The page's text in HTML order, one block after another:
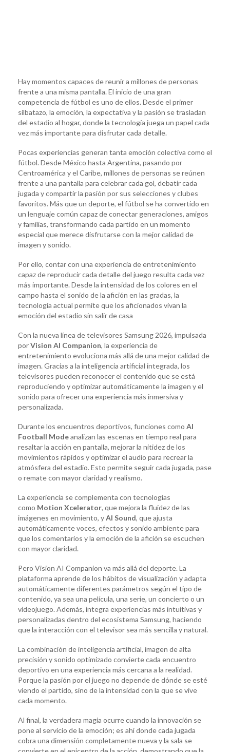
Hay momentos capaces de reunir a millones de personas
frente a una misma pantalla. El inicio de una gran
competencia de fútbol es uno de ellos. Desde el primer
silbatazo, la emoción, la expectativa y la pasión se trasladan
del estadio al hogar, donde la tecnología juega un papel cada
vez más importante para disfrutar cada detalle.
Pocas experiencias generan tanta emoción colectiva como el
fútbol. Desde México hasta Argentina, pasando por
Centroamérica y el Caribe, millones de personas se reúnen
frente a una pantalla para celebrar cada gol, debatir cada
jugada y compartir la pasión por sus selecciones y clubes
favoritos. Más que un deporte, el fútbol se ha convertido en
un lenguaje común capaz de conectar generaciones, amigos
y familias, transformando cada partido en un momento
especial que merece disfrutarse con la mejor calidad de
imagen y sonido.
Por ello, contar con una experiencia de entretenimiento
capaz de reproducir cada detalle del juego resulta cada vez
más importante. Desde la intensidad de los colores en el
campo hasta el sonido de la afición en las gradas, la
tecnología actual permite que los aficionados vivan la
emoción del estadio sin salir de casa
Con la nueva línea de televisores Samsung 2026, impulsada
porVision AI Companion, la experiencia de
entretenimiento evoluciona más allá de una mejor calidad de
imagen. Gracias a la inteligencia artificial integrada, los
televisores pueden reconocer el contenido que se está
reproduciendo y optimizar automáticamente la imagen y el
sonido para ofrecer una experiencia más inmersiva y
personalizada.
Durante los encuentros deportivos, funciones como AI
Football Modeanalizan las escenas en tiempo real para
resaltar la acción en pantalla, mejorar la nitidez de los
movimientos rápidos y optimizar el audio para recrear la
atmósfera del estadio. Esto permite seguir cada jugada, pase
o remate con mayor claridad y realismo.
La experiencia se complementa con tecnologías
como Motion Xcelerator, que mejora la fluidez de las
imágenes en movimiento, yAI Sound, que ajusta
automáticamente voces, efectos y sonido ambiente para
que los comentarios y la emoción de la afición se escuchen
con mayor claridad.
Pero Vision AI Companion va más allá del deporte. La
plataforma aprende de los hábitos de visualización y adapta
automáticamente diferentes parámetros según el tipo de
contenido, ya sea una película, una serie, un concierto o un
videojuego. Además, integra experiencias más intuitivas y
personalizadas dentro del ecosistema Samsung, haciendo
que la interacción con el televisor sea más sencilla y natural.
La combinación de inteligencia artificial, imagen de alta
precisión y sonido optimizado convierte cada encuentro
deportivo en una experiencia más cercana a la realidad.
Porque la pasión por el juego no depende de dónde se esté
viendo el partido, sino de la intensidad con la que se vive
cada momento.
Al final, la verdadera magia ocurre cuando la innovación se
pone al servicio de la emoción; es ahí donde cada jugada
cobra una dimensión completamente nueva y la sala se